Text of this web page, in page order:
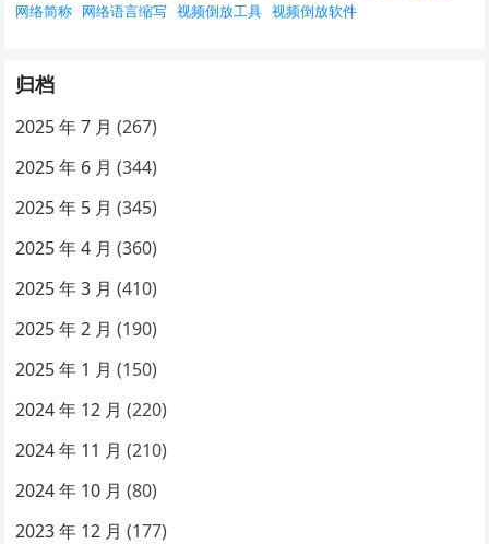
网络简称 网络语言缩写 视频倒放工具 视频倒放软件
归档
2025 年 7 月 (267)
2025 年 6 月 (344)
2025 年 5 月 (345)
2025 年 4 月 (360)
2025 年 3 月 (410)
2025 年 2 月 (190)
2025 年 1 月 (150)
2024 年 12 月 (220)
2024 年 11 月 (210)
2024 年 10 月 (80)
2023 年 12 月 (177)